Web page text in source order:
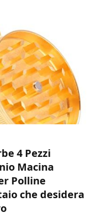
4 Pezzi
Macina
Polline
che desidera